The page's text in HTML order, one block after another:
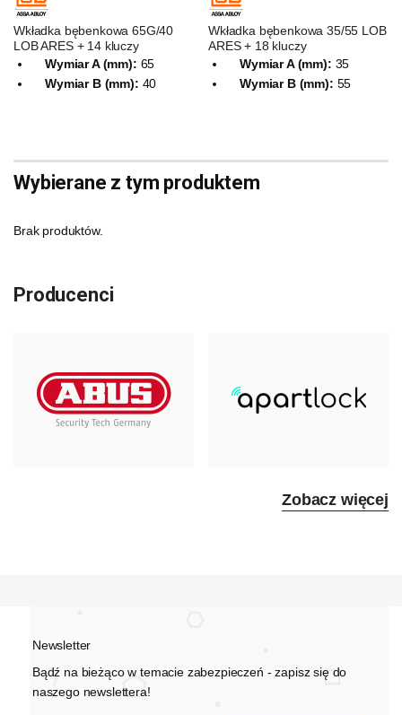
Wkładka bębenkowa 65G/40
LOB ARES + 14 kluczy
Wymiar A (mm): 65
Wymiar B (mm): 40
Wkładka bębenkowa 35/55 LOB
ARES + 18 kluczy
Wymiar A (mm): 35
Wymiar B (mm): 55
Wybierane z tym produktem
Brak produktów.
Producenci
Zobacz więcej
Newsletter
Bądź na bieżąco w temacie zabezpieczeń - zapisz się do
naszego newslettera!